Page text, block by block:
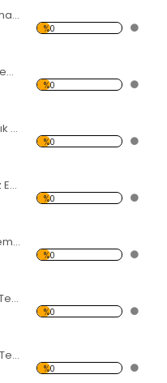
Süte Düşen Çilek Temalı Beyaz Eşya Sticker
%0
Dilim Limon Desenli Temalı Beyaz Eşya Sticker
%0
Fanustan Atlayan Balık Temalı Beyaz Eşya Sticker
%0
Kalpler Temalı Beyaz Eşya Sticker
%0
Sudaki Kağıt Gemi Temalı Beyaz Eşya Sticker
%0
2 Bardak ve Çilekler Temalı Beyaz Eşya Sticker
%0
Kelebeklerin Parıltısı Temalı Beyaz Eşya Sticker
%0